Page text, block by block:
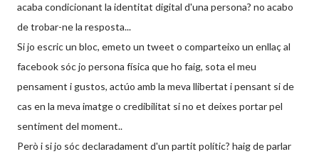
acaba condicionant la identitat digital d'una persona? no acabo
de trobar-ne la resposta...
Si jo escric un bloc, emeto un tweet o comparteixo un enllaç al
facebook sóc jo persona física que ho faig, sota el meu
pensament i gustos, actúo amb la meva llibertat i pensant si de
cas en la meva imatge o credibilitat si no et deixes portar pel
sentiment del moment..
Però i si jo sóc declaradament d'un partit polític? haig de parlar